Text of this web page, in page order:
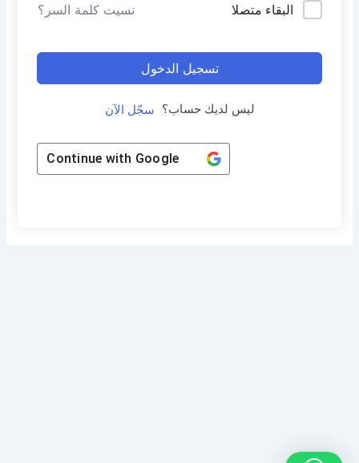
البقاء متصلا نسيت كلمة السر؟
تسجيل الدخول
ليس لديك حساب؟ سجّل الآن
Continue with Google